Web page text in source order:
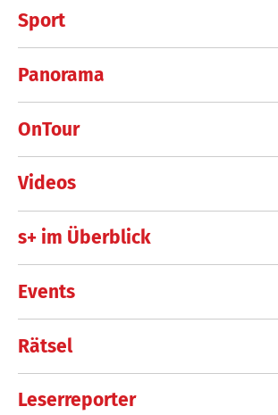
Sport
Panorama
OnTour
Videos
s+ im Überblick
Events
Rätsel
Leserreporter